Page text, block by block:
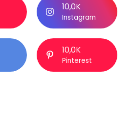
10,0K
Instagram
10,0K
Pinterest